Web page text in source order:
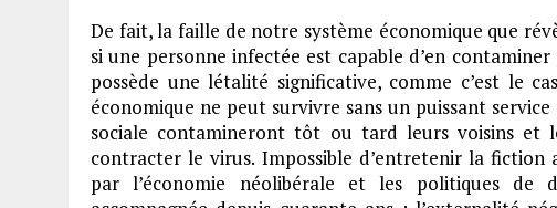
De fait, la faille de notre système économique que
si une personne infectée est capable d’en
possède une létalité significative, comme c’est le
économique ne peut survivre sans un puissant
sociale contamineront tôt ou tard leurs voisins
contracter le virus. Impossible d’entretenir la fiction
par l’économie néolibérale et les politiques de